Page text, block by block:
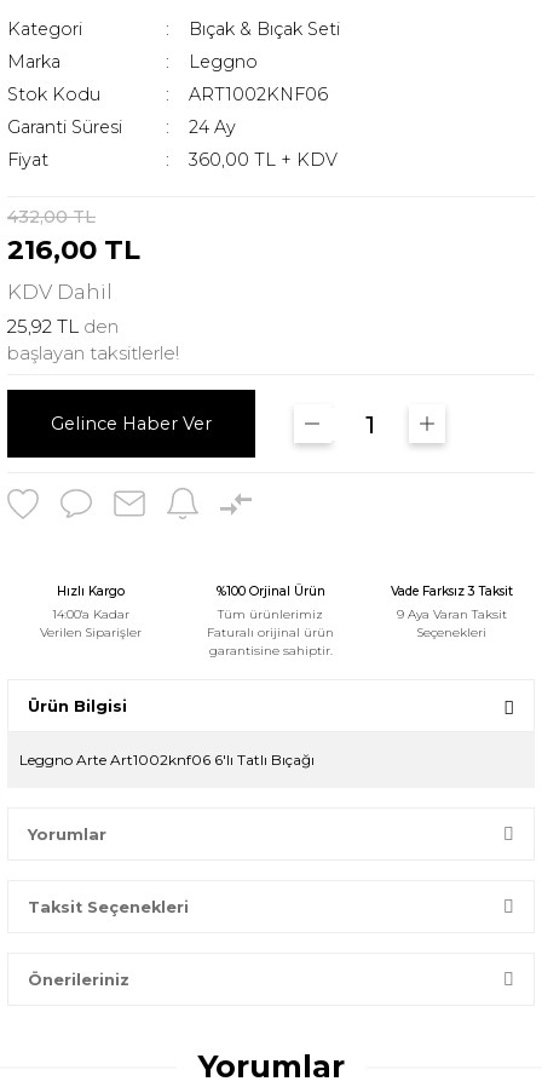
Kategori
Bıçak & Bıçak Seti
Marka
Leggno
Stok Kodu
ART1002KNF06
Garanti Süresi
24 Ay
Fiyat
360,00 TL + KDV
432,00 TL
216,00 TL
KDV Dahil
25,92 TL den
başlayan taksitlerle!
Gelince Haber Ver
Hızlı Kargo
14:00'a Kadar
Verilen Siparişler
%100 Orjinal Ürün
Tüm ürünlerimiz
Faturalı orijinal ürün
garantisine sahiptir.
Vade Farksız 3 Taksit
9 Aya Varan Taksit
Seçenekleri
Ürün Bilgisi
Leggno Arte Art1002knf06 6'lı Tatlı Bıçağı
Yorumlar
Bir dakikanızı ayırın, yorumunuzla başkalarının doğru seçim
Taksit Seçenekleri
Önerileriniz
konularda yetersiz gördüğünüz noktaları öneri formunu
kullanarak tarafımıza iletebilirsiniz.
Yorumlar